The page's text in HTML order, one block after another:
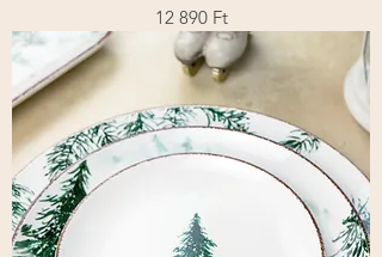
Ár
12 890 Ft